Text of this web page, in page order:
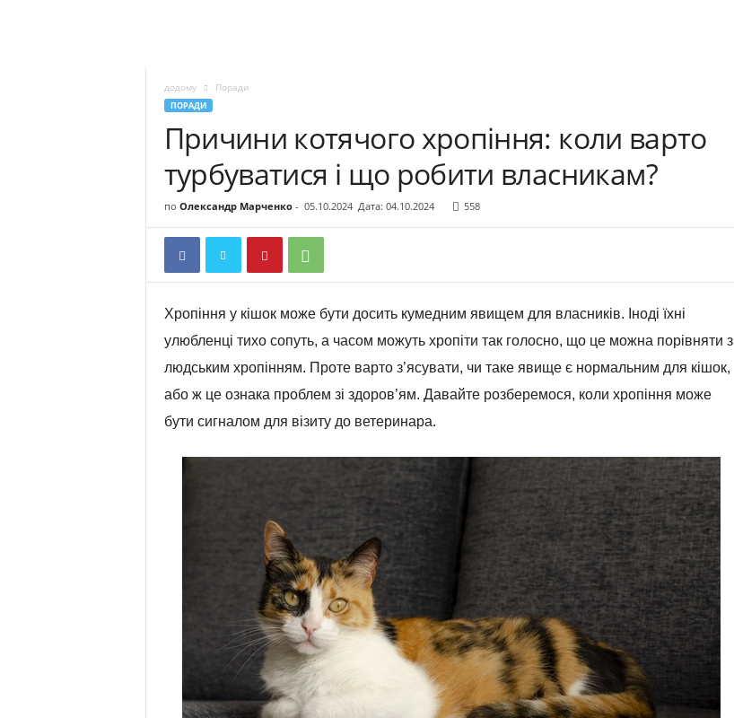
додому Поради
ПОРАДИ
Причини котячого хропіння: коли варто
турбуватися і що робити власникам?
по Олександр Марченко- 05.10.2024 Дата: 04.10.2024 558
Хропіння у кішок може бути досить кумедним явищем для власників. Іноді їхні
улюбленці тихо сопуть, а часом можуть хропіти так голосно, що це можна порівняти з
людським хропінням. Проте варто з’ясувати, чи таке явище є нормальним для кішок,
або ж це ознака проблем зі здоров’ям. Давайте розберемося, коли хропіння може
бути сигналом для візиту до ветеринара.